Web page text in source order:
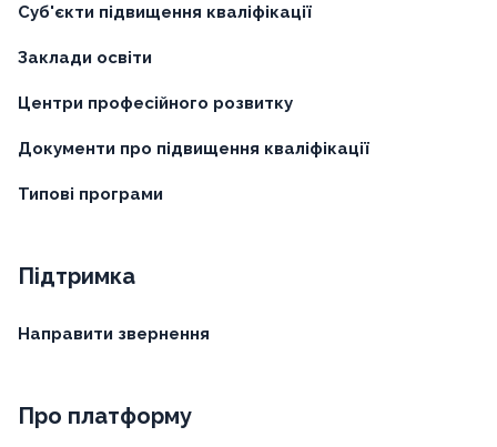
Суб'єкти підвищення кваліфікації
Заклади освіти
Центри професійного розвитку
Документи про підвищення кваліфікації
Типові програми
Підтримка
Направити звернення
Про платформу